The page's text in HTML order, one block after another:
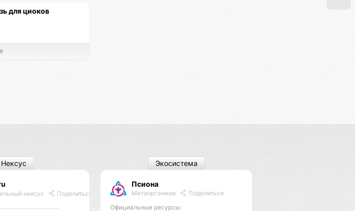
для циоков
нексус Поделиться
Нексус
Псиона
Метаорганизм
Поделиться
Официальные ресурсы:
Экосистема